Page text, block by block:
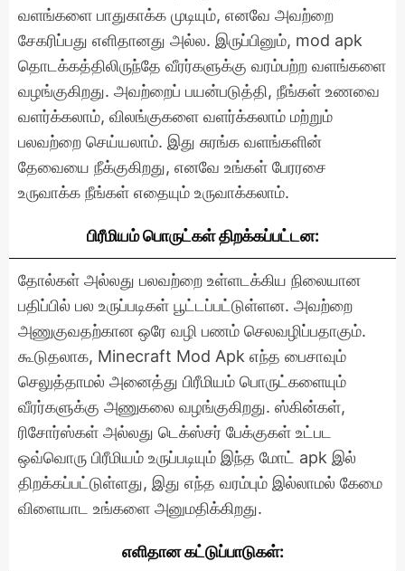
வளங்களை பாதுகாக்க முடியும், எனவே அவற்றை
சேகரிப்பது எளிதானது அல்ல. இருப்பினும், mod apk
தொடக்கத்திலிருந்தே வீரர்களுக்கு வரம்பற்ற வளங்களை
வழங்குகிறது. அவற்றைப் பயன்படுத்தி, நீங்கள் உணவை
வளர்க்கலாம், விலங்குகளை வளர்க்கலாம் மற்றும்
பலவற்றை செய்யலாம். இது சுரங்க வளங்களின்
தேவையை நீக்குகிறது, எனவே உங்கள் பேரரசை
உருவாக்க நீங்கள் எதையும் உருவாக்கலாம்.
பிரீமியம் பொருட்கள் திறக்கப்பட்டன:
தோல்கள் அல்லது பலவற்றை உள்ளடக்கிய நிலையான
பதிப்பில் பல உருப்படிகள் பூட்டப்பட்டுள்ளன. அவற்றை
அணுகுவதற்கான ஒரே வழி பணம் செலவழிப்பதாகும்.
கூடுதலாக, Minecraft Mod Apk எந்த பைசாவும்
செலுத்தாமல் அனைத்து பிரீமியம் பொருட்களையும்
வீரர்களுக்கு அணுகலை வழங்குகிறது. ஸ்கின்கள்,
ரிசோர்ஸ்கள் அல்லது டெக்ஸ்சர் பேக்குகள் உட்பட
ஒவ்வொரு பிரீமியம் உருப்படியும் இந்த மோட் apk இல்
திறக்கப்பட்டுள்ளது, இது எந்த வரம்பும் இல்லாமல் கேமை
விளையாட உங்களை அனுமதிக்கிறது.
எளிதான கட்டுப்பாடுகள்: